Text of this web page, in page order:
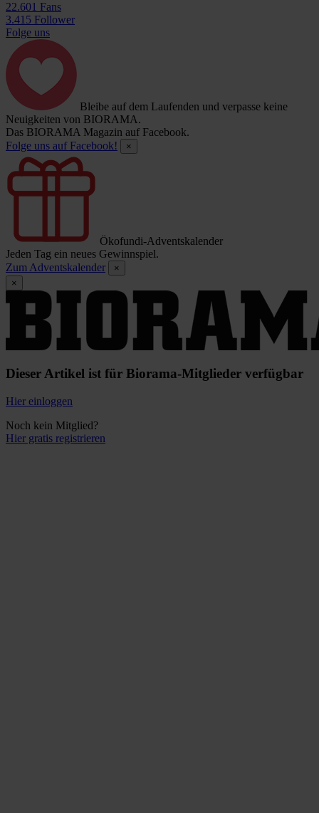
22.601 Fans
3.415 Follower
Folge uns
Bleibe auf dem Laufenden und verpasse keine
Neuigkeiten von BIORAMA.
Das BIORAMA Magazin auf Facebook.
Folge uns auf Facebook!
×
Ökofundi-Adventskalender
Jeden Tag ein neues Gewinnspiel.
Zum Adventskalender
×
×
Dieser Artikel ist für Biorama-Mitglieder verfügbar
Hier einloggen
Noch kein Mitglied?
Hier gratis registrieren